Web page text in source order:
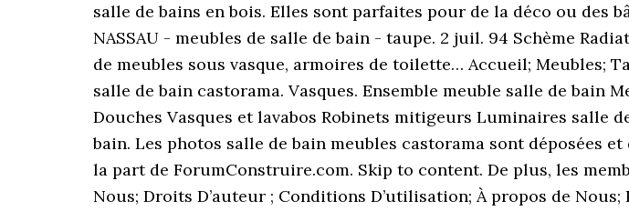
salle de bains en bois. Elles sont parfaites pour de la déco ou des
NASSAU - meubles de salle de bain - taupe. 2 juil. 94 Schème
de meubles sous vasque, armoires de toilette… Accueil; Meubles;
salle de bain castorama. Vasques. Ensemble meuble salle de bain
Douches Vasques et lavabos Robinets mitigeurs Luminaires salle
bain. Les photos salle de bain meubles castorama sont déposées
la part de ForumConstruire.com. Skip to content. De plus, les
Nous; Droits D’auteur ; Conditions D’utilisation; À propos de